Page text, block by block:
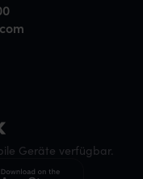
Geräte verfügbar.